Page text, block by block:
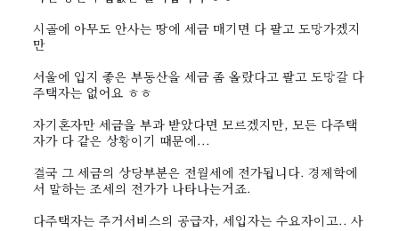
시골에 아무도 안사는 땅에 세금 매기면 다 팔고 도망가겠지
만
서울에 입지 좋은 부동산을 세금 좀 올랐다고 팔고 도망갈 다
주택자는 없어요 ㅎㅎ
자기혼자만 세금을 부과 받았다면 모르겠지만, 모든 다주택
자가 다 같은 상황이기 때문에...
결국 그 세금의 상당부분은 전월세에 전가됩니다. 경제학에
서 말하는 조세의 전가가 나타나는거죠.
다주택자는 주거서비스의 공급자, 세입자는 수요자이고.. 사